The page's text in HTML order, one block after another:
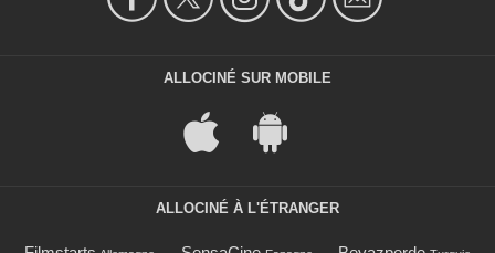
ALLOCINÉ SUR MOBILE
ALLOCINÉ À L'ÉTRANGER